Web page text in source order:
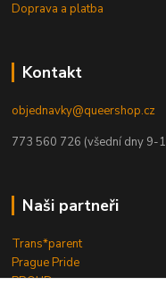
Doprava a platba
Kontakt
objednavky@queershop.cz
773 560 726 (všední dny 9-
Naši partneři
Trans*parent
Prague Pride
PROUD